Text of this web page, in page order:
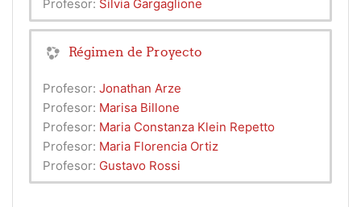
Profesor: Silvia Gargaglione
Régimen de Proyecto
Profesor: Jonathan Arze
Profesor: Marisa Billone
Profesor: Maria Constanza Klein Repetto
Profesor: Maria Florencia Ortiz
Profesor: Gustavo Rossi